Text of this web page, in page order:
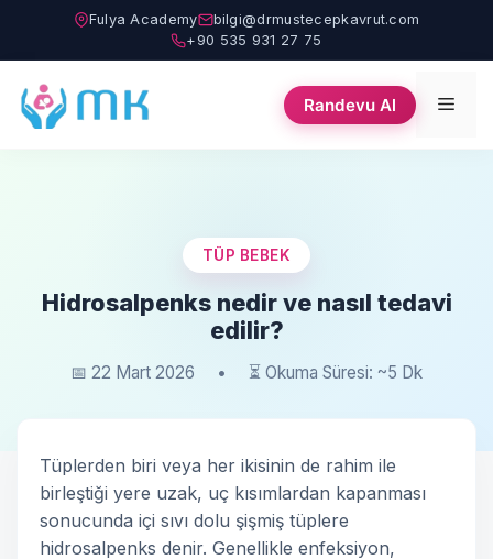
Fulya Academy
bilgi@drmustecepkavrut.com
+90 535 931 27 75
Randevu Al
TÜP BEBEK
Hidrosalpenks nedir ve nasıl tedavi
edilir?
📅 22 Mart 2026 • ⏳ Okuma Süresi: ~5 Dk
Tüplerden biri veya her ikisinin de rahim ile
birleştiği yere uzak, uç kısımlardan kapanması
sonucunda içi sıvı dolu şişmiş tüplere
hidrosalpenks denir. Genellikle enfeksiyon,